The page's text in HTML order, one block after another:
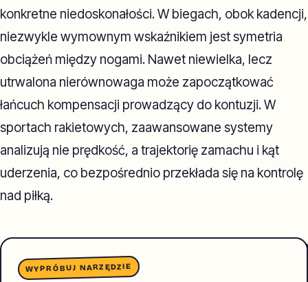
konkretne niedoskonałości. W biegach, obok kadencji,
niezwykle wymownym wskaźnikiem jest symetria
obciążeń między nogami. Nawet niewielka, lecz
utrwalona nierównowaga może zapoczątkować
łańcuch kompensacji prowadzący do kontuzji. W
sportach rakietowych, zaawansowane systemy
analizują nie prędkość, a trajektorię zamachu i kąt
uderzenia, co bezpośrednio przekłada się na kontrolę
nad piłką.
WYPRÓBUJ NARZĘDZIE